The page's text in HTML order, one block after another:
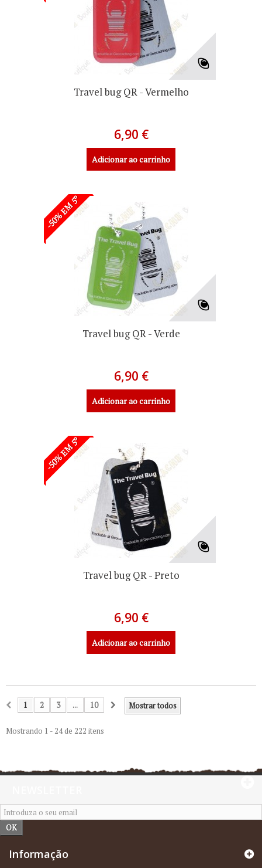
Travel bug QR - Vermelho
6,90 €
Adicionar ao carrinho
-50% EM 5º
Travel bug QR - Verde
6,90 €
Adicionar ao carrinho
-50% EM 5º
Travel bug QR - Preto
6,90 €
Adicionar ao carrinho
Mostrar todos
1 2 3 ... 10
Mostrando 1 - 24 de 222 itens
OK
Informação